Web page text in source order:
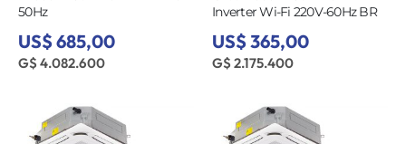
50Hz
US$ 685,00
G$ 4.082.600
Inverter Wi-Fi 220V-60Hz BR
US$ 365,00
G$ 2.175.400